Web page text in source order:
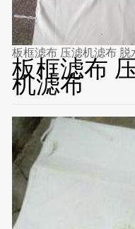
板框滤布 压滤机滤布 脱
板框滤布
机滤布